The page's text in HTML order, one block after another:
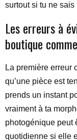
surtout si tu ne
Les erreurs à
boutique
La première erreur
qu’une pièce est
prends un instant
vraiment à ta
photogénique peut
quotidienne si elle